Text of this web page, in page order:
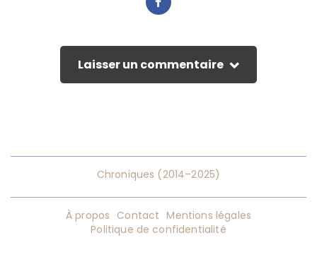
Laisser un commentaire
Chroniques (2014–2025)
À propos Contact Mentions légales
Politique de confidentialité